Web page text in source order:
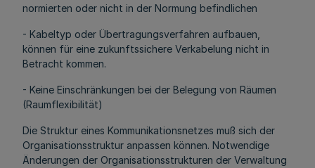
normierten oder nicht in der Normung befindlichen
- Kabeltyp oder Übertragungsverfahren aufbauen,
können für eine zukunftssichere Verkabelung nicht in
Betracht kommen.
- Keine Einschränkungen bei der Belegung von Räumen
(Raumflexibilität)
Die Struktur eines Kommunikationsnetzes muß sich der
Organisationsstruktur anpassen können. Notwendige
Änderungen der Organisationsstrukturen der Verwaltung